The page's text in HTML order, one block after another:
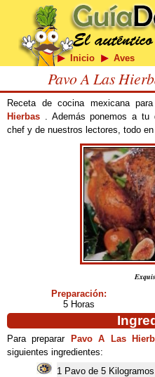
Inicio Aves
Pavo A Las
Receta de cocina mexicana
Hierbas . Además ponemos a tu
chef y de nuestros lectores, todo
Preparación:
5 Horas
Para preparar Pavo A Las
siguientes ingredientes:
1 Pavo de 5 Kilogramos